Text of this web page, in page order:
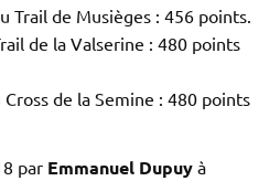
Trail de Musièges : 456 points.
de la Valserine : 480 points
de la Semine : 480 points
par Emmanuel Dupuy à